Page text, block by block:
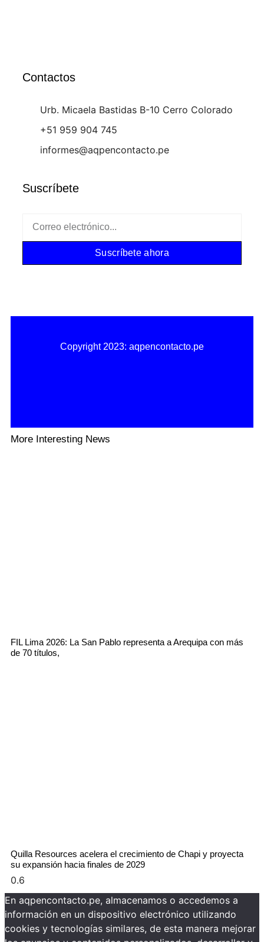
Contactos
Urb. Micaela Bastidas B-10 Cerro Colorado
+51 959 904 745
informes@aqpencontacto.pe
Suscríbete
Suscríbete ahora
Copyright 2023: aqpencontacto.pe
More Interesting News
FIL Lima 2026: La San Pablo representa a Arequipa con más
de 70 títulos,
Quilla Resources acelera el crecimiento de Chapi y proyecta
su expansión hacia finales de 2029
En aqpencontacto.pe, almacenamos o accedemos a
información en un dispositivo electrónico utilizando
cookies y tecnologías similares, de esta manera mejorar